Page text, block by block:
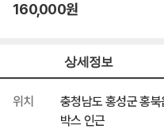
160,000원
상세정보
위치
충청남도 홍성군 홍
박스 인근